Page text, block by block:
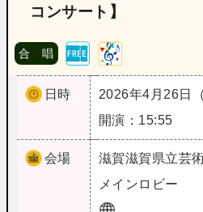
コンサート】
合 唱
日時
2026年4月26日（
開演：15:55
会場 滋賀滋賀県立芸
メインロビー